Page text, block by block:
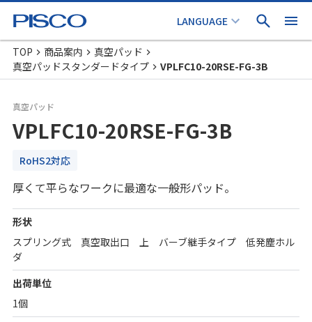
TOP 商品案内
真空パッド
真空パッドスタンダードタイプ
VPLFC10-20RSE-FG-3B
真空パッド
VPLFC10-20RSE-FG-3B
RoHS2対応
厚くて平らなワークに最適な一般形パッド。
形状
スプリング式 真空取出口 上 バーブ継手タイプ 低発塵ホル
ダ
出荷単位
1個